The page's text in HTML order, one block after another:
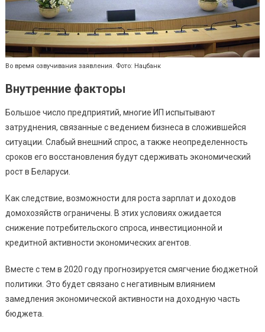
Во время озвучивания заявления. Фото: Нацбанк
Внутренние факторы
Большое число предприятий, многие ИП испытывают
затруднения, связанные с ведением бизнеса в сложившейся
ситуации. Слабый внешний спрос, а также неопределенность
сроков его восстановления будут сдерживать экономический
рост в Беларуси.
Как следствие, возможности для роста зарплат и доходов
домохозяйств ограничены. В этих условиях ожидается
снижение потребительского спроса, инвестиционной и
кредитной активности экономических агентов.
Вместе с тем в 2020 году прогнозируется смягчение бюджетной
политики. Это будет связано с негативным влиянием
замедления экономической активности на доходную часть
бюджета.